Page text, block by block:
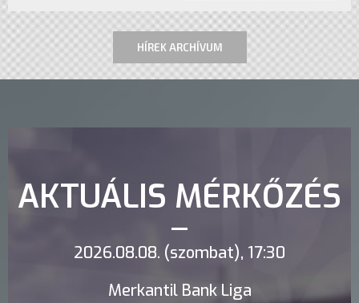
HÍREK ARCHÍVUM
AKTUÁLIS MÉRKŐZÉS
2026.08.08. (szombat), 17:30
Merkantil Bank Liga